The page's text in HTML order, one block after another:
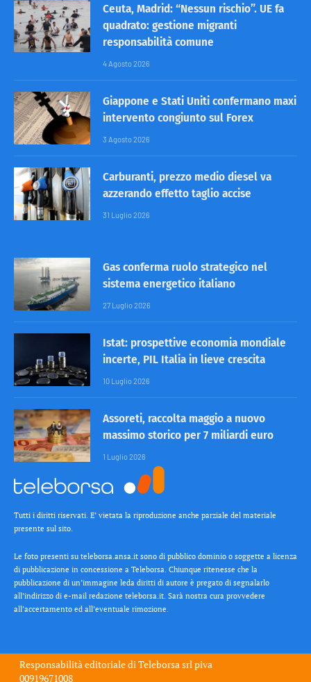
Ceuta, Madrid: “Nessun rischio”. UE fa
quadrato: gestione migranti
responsabilità comune
4 Agosto 2026
Giappone e Stati Uniti confermano maxi
intervento congiunto sul Forex
3 Agosto 2026
Carburanti, prezzo medio diesel va
azzerando effetto taglio accise
31 Luglio 2026
Gas conferma ruolo strategico nel
sistema energetico italiano
27 Luglio 2026
Istat: prospettive economia mondiale
incerte, PIL Italia in lieve crescita
10 Luglio 2026
Assoreti, raccolta maggio a nuovo
massimo storico per 7 miliardi euro
1 Luglio 2026
Tutti i diritti riservati. E’ vietata la riproduzione anche parziale del materiale
presente sul sito.
Le foto presenti su teleborsa.ansa.it sono di pubblico dominio o soggette a licenza
di pubblicazione in concessione a Teleborsa. Chiunque ritenesse che la
pubblicazione di un’immagine leda diritti di autore è pregato di segnalarlo
all’indirizzo di e-mail redazione teleborsa.it. Sarà nostra cura provvedere
all’accertamento ed all’eventuale rimozione.
Responsabilità editoriale diTeleborsa srlpiva
00919671008